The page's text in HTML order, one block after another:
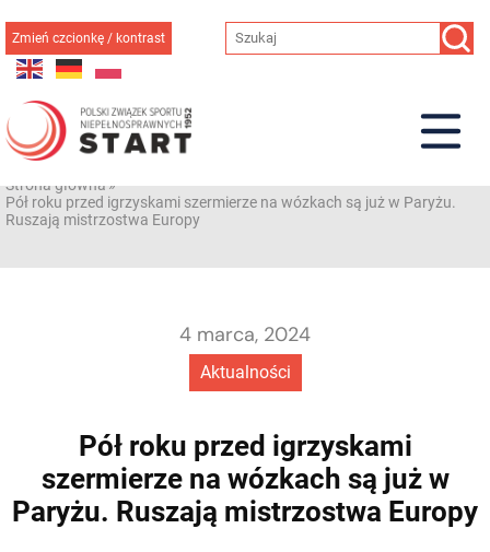
do
treści
Zmień czcionkę / kontrast
Strona główna»
Pół roku przed igrzyskami szermierze na wózkach są już w Paryżu.
Ruszają mistrzostwa Europy
Aktualności
4 marca, 2024
Pół roku przed igrzyskami
szermierze na wózkach są już w
Paryżu. Ruszają mistrzostwa Europy